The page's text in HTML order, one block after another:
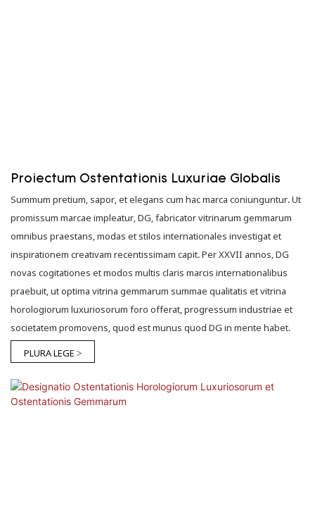
Proiectum Ostentationis Luxuriae Globalis
Summum pretium, sapor, et elegans cum hac marca coniunguntur. Ut
promissum marcae impleatur, DG, fabricator vitrinarum gemmarum
omnibus praestans, modas et stilos internationales investigat et
inspirationem creativam recentissimam capit. Per XXVII annos, DG
novas cogitationes et modos multis claris marcis internationalibus
praebuit, ut optima vitrina gemmarum summae qualitatis et vitrina
horologiorum luxuriosorum foro offerat, progressum industriae et
societatem promovens, quod est munus quod DG in mente habet.
PLURA LEGE >